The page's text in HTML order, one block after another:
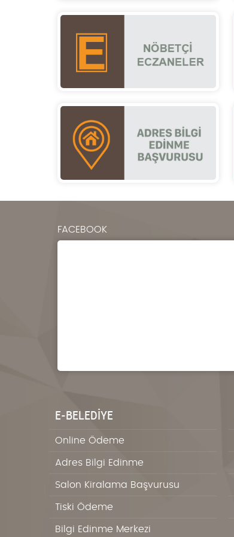
FACEBOOK
E-BELEDİYE
Online Ödeme
Adres Bilgi Edinme
Salon Kiralama Başvurusu
Tiski Ödeme
Bilgi Edinme Merkezi